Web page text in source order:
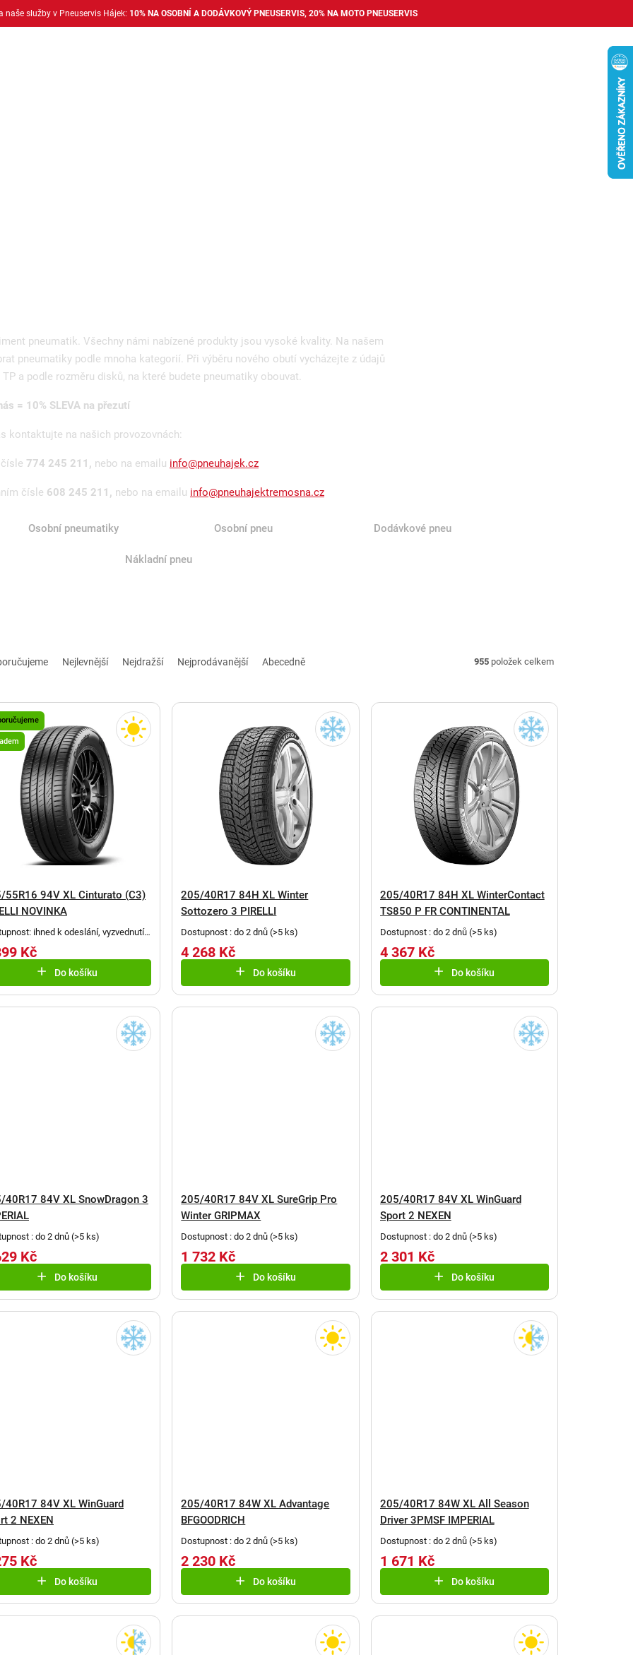
naše služby v Pneuservis Hájek: 10% NA OSOBNÍ A DODÁVKOVÝ PNEUSERVIS, 20% NA MOTO PNEUSERVIS
Nákupní
pneumatik. Všechny námi nabízené produkty jsou vysoké kvality. Na našem
pneumatiky podle mnoha kategorií. Při výběru nového obutí vycházejte z údajů
a podle rozměru disků, na které budete pneumatiky obouvat.
= 10% SLEVA na přezutí
kontaktujte na našich provozovnách:
774 245 211, nebo na emailu info@pneuhajek.cz
čísle 608 245 211, nebo na emailu info@pneuhajektremosna.cz
Osobní pneumatiky Osobní pneu Dodávkové pneu
Nákladní pneu
Nejlevnější Nejdražší Nejprodávanější Abecedně 955 položek celkem
55R16 94V XL Cinturato (C3)
NOVINKA
ihned k odeslání, vyzvednutí
Kč
Do košíku
205/40R17 84H XL Winter
Sottozero 3 PIRELLI
Dostupnost : do 2 dnů(>5 ks)
4 268 Kč
Do košíku
205/40R17 84H XL WinterContact
TS850 P FR CONTINENTAL
Dostupnost : do 2 dnů (>5 ks)
4 367 Kč
Do košíku
40R17 84V XL SnowDragon 3
: do 2 dnů(>5 ks)
Kč
Do košíku
205/40R17 84V XL SureGrip Pro
Winter GRIPMAX
Dostupnost : do 2 dnů(>5 ks)
1 732 Kč
Do košíku
205/40R17 84V XL WinGuard
Sport 2 NEXEN
Dostupnost : do 2 dnů (>5 ks)
2 301 Kč
Do košíku
40R17 84V XL WinGuard
2 NEXEN
: do 2 dnů(>5 ks)
Kč
Do košíku
205/40R17 84W XL Advantage
BFGOODRICH
Dostupnost : do 2 dnů(>5 ks)
2 230 Kč
Do košíku
205/40R17 84W XL All Season
Driver 3PMSF IMPERIAL
Dostupnost : do 2 dnů (>5 ks)
1 671 Kč
Do košíku